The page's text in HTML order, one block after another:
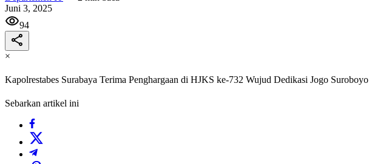
Juni 3, 2025
94
×
Kapolrestabes Surabaya Terima Penghargaan di HJKS ke-732 Wujud Dedikasi Jogo Suroboyo
Sebarkan artikel ini